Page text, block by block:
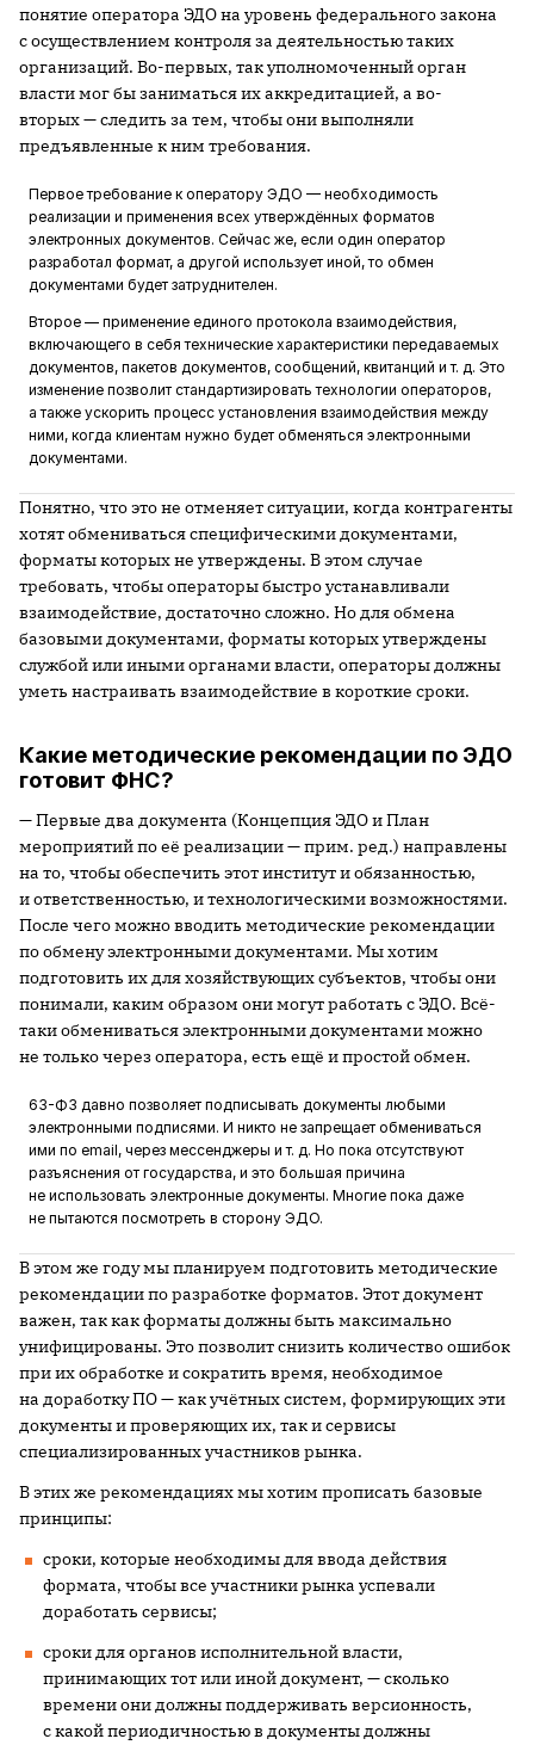
понятие оператора ЭДО на уровень федерального закона
с осуществлением контроля за деятельностью таких
организаций. Во-первых, так уполномоченный орган
власти мог бы заниматься их аккредитацией, а во-
вторых — следить за тем, чтобы они выполняли
предъявленные к ним требования.
Первое требование к оператору ЭДО — необходимость
реализации и применения всех утверждённых форматов
электронных документов. Сейчас же, если один оператор
разработал формат, а другой использует иной, то обмен
документами будет затруднителен.
Второе — применение единого протокола взаимодействия,
включающего в себя технические характеристики передаваемых
документов, пакетов документов, сообщений, квитанций и т. д. Это
изменение позволит стандартизировать технологии операторов,
а также ускорить процесс установления взаимодействия между
ними, когда клиентам нужно будет обменяться электронными
документами.
Понятно, что это не отменяет ситуации, когда контрагенты
хотят обмениваться специфическими документами,
форматы которых не утверждены. В этом случае
требовать, чтобы операторы быстро устанавливали
взаимодействие, достаточно сложно. Но для обмена
базовыми документами, форматы которых утверждены
службой или иными органами власти, операторы должны
уметь настраивать взаимодействие в короткие сроки.
Какие методические рекомендации по ЭДО
готовит ФНС?
— Первые два документа (Концепция ЭДО и План
мероприятий по её реализации — прим. ред.) направлены
на то, чтобы обеспечить этот институт и обязанностью,
и ответственностью, и технологическими возможностями.
После чего можно вводить методические рекомендации
по обмену электронными документами. Мы хотим
подготовить их для хозяйствующих субъектов, чтобы они
понимали, каким образом они могут работать с ЭДО. Всё-
таки обмениваться электронными документами можно
не только через оператора, есть ещё и простой обмен.
63-ФЗ давно позволяет подписывать документы любыми
электронными подписями. И никто не запрещает обмениваться
ими по email, через мессенджеры и т. д. Но пока отсутствуют
разъяснения от государства, и это большая причина
не использовать электронные документы. Многие пока даже
не пытаются посмотреть в сторону ЭДО.
В этом же году мы планируем подготовить методические
рекомендации по разработке форматов. Этот документ
важен, так как форматы должны быть максимально
унифицированы. Это позволит снизить количество ошибок
при их обработке и сократить время, необходимое
на доработку ПО — как учётных систем, формирующих эти
документы и проверяющих их, так и сервисы
специализированных участников рынка.
В этих же рекомендациях мы хотим прописать базовые
принципы:
сроки, которые необходимы для ввода действия
формата, чтобы все участники рынка успевали
доработать сервисы;
сроки для органов исполнительной власти,
принимающих тот или иной документ, — сколько
времени они должны поддерживать версионность,
с какой периодичностью в документы должны